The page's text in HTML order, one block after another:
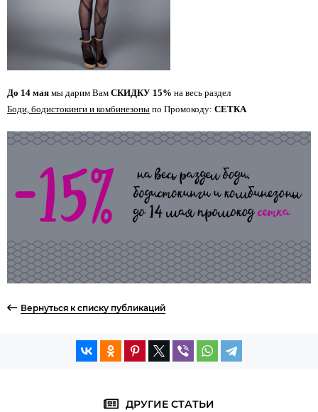
До 14 мая мы дарим Вам СКИДКУ 15% на весь раздел
Боди, бодистокинги и комбинезоны по Промокоду: СЕТКА
Вернуться к списку публикаций
ДРУГИЕ СТАТЬИ